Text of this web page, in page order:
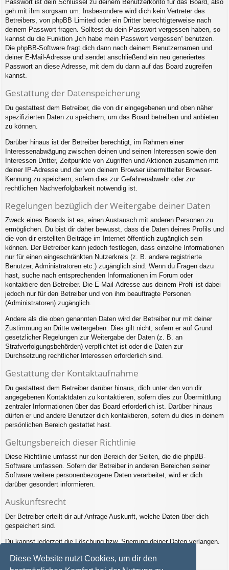
Diese Website nutzt Cookies, um dir den
Passwort ist dein Schlüssel zu deinem Benutzerkonto für das Board, also
geh mit ihm sorgsam um. Insbesondere wird dich kein Vertreter des
Betreibers, von phpBB Limited oder ein Dritter berechtigterweise nach
deinem Passwort fragen. Solltest du dein Passwort vergessen haben, so
kannst du die Funktion „Ich habe mein Passwort vergessen“ benutzen.
Die phpBB-Software fragt dich dann nach deinem Benutzernamen und
deiner E-Mail-Adresse und sendet anschließend ein neu generiertes
Passwort an diese Adresse, mit dem du dann auf das Board zugreifen
kannst.
Gestattung der Datenspeicherung
Du gestattest dem Betreiber, die von dir eingegebenen und oben näher
spezifizierten Daten zu speichern, um das Board betreiben und anbieten
zu können.
Darüber hinaus ist der Betreiber berechtigt, im Rahmen einer
Interessenabwägung zwischen deinen und seinen Interessen sowie den
Interessen Dritter, Zeitpunkte von Zugriffen und Aktionen zusammen mit
deiner IP-Adresse und der von deinem Browser übermittelter Browser-
Kennung zu speichern, sofern dies zur Gefahrenabwehr oder zur
rechtlichen Nachverfolgbarkeit notwendig ist.
Regelungen bezüglich der Weitergabe deiner Daten
Zweck eines Boards ist es, einen Austausch mit anderen Personen zu
ermöglichen. Du bist dir daher bewusst, dass die Daten deines Profils und
die von dir erstellten Beiträge im Internet öffentlich zugänglich sein
können. Der Betreiber kann jedoch festlegen, dass einzelne Informationen
nur für einen eingeschränkten Nutzerkreis (z. B. andere registrierte
Benutzer, Administratoren etc.) zugänglich sind. Wenn du Fragen dazu
hast, suche nach entsprechenden Informationen im Forum oder
kontaktiere den Betreiber. Die E-Mail-Adresse aus deinem Profil ist dabei
jedoch nur für den Betreiber und von ihm beauftragte Personen
(Administratoren) zugänglich.
Andere als die oben genannten Daten wird der Betreiber nur mit deiner
Zustimmung an Dritte weitergeben. Dies gilt nicht, sofern er auf Grund
gesetzlicher Regelungen zur Weitergabe der Daten (z. B. an
Strafverfolgungsbehörden) verpflichtet ist oder die Daten zur
Durchsetzung rechtlicher Interessen erforderlich sind.
Gestattung der Kontaktaufnahme
Du gestattest dem Betreiber darüber hinaus, dich unter den von dir
angegebenen Kontaktdaten zu kontaktieren, sofern dies zur Übermittlung
zentraler Informationen über das Board erforderlich ist. Darüber hinaus
dürfen er und andere Benutzer dich kontaktieren, sofern du dies in deinem
persönlichen Bereich gestattet hast.
Geltungsbereich dieser Richtlinie
Diese Richtlinie umfasst nur den Bereich der Seiten, die die phpBB-
Software umfassen. Sofern der Betreiber in anderen Bereichen seiner
Software weitere personenbezogene Daten verarbeitet, wird er dich
darüber gesondert informieren.
Auskunftsrecht
Der Betreiber erteilt dir auf Anfrage Auskunft, welche Daten über dich
gespeichert sind.
Du kannst jederzeit die Löschung bzw. Sperrung deiner Daten verlangen.